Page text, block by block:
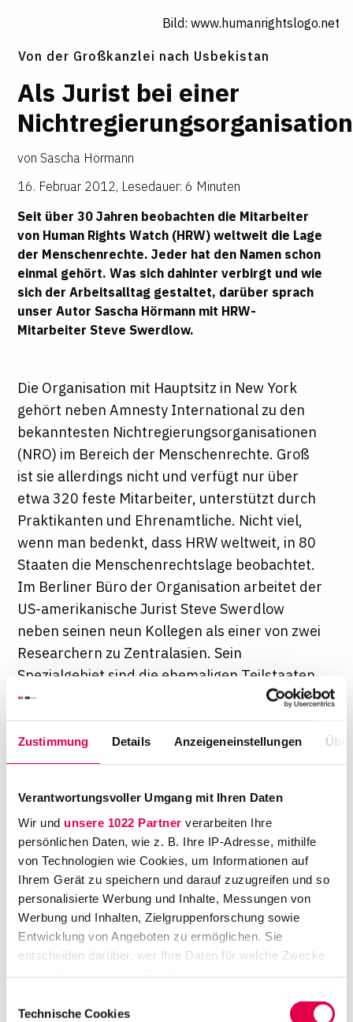
Zustimmung Details Anzeigeneinstellungen
Verantwortungsvoller Umgang mit Ihren Daten
Wir und unsere 1022 Partner verarbeiten Ihre
persönlichen Daten, wie z. B. Ihre IP-Adresse, mithilfe
von Technologien wie Cookies, um Informationen auf
Ihrem Gerät zu speichern und darauf zuzugreifen und so
personalisierte Werbung und Inhalte, Messungen von
Werbung und Inhalten, Zielgruppenforschung sowie
Entwicklung von Angeboten zu ermöglichen. Sie
entscheiden darüber, wer Ihre Daten für welche Zwecke
Trigger Symbol ändern oder widerrufen
Technische Cookies
Bild: www.humanrightslogo.net
Von der Großkanzlei nach Usbekistan
Als Jurist bei einer
Nichtregierungsorganisation
von Sascha Hörmann
16. Februar 2012, Lesedauer: 6 Minuten
Seit über 30 Jahren beobachten die Mitarbeiter
von Human Rights Watch (HRW) weltweit die Lage
der Menschenrechte. Jeder hat den Namen schon
einmal gehört. Was sich dahinter verbirgt und wie
sich der Arbeitsalltag gestaltet, darüber sprach
unser Autor Sascha Hörmann mit HRW-
Mitarbeiter Steve Swerdlow.
Die Organisation mit Hauptsitz in New York
gehört neben Amnesty International zu den
bekanntesten Nichtregierungsorganisationen
(NRO) im Bereich der Menschenrechte. Groß
ist sie allerdings nicht und verfügt nur über
etwa 320 feste Mitarbeiter, unterstützt durch
Praktikanten und Ehrenamtliche. Nicht viel,
wenn man bedenkt, dass HRW weltweit, in 80
Staaten die Menschenrechtslage beobachtet.
Im Berliner Büro der Organisation arbeitet der
US-amerikanische Jurist Steve Swerdlow
neben seinen neun Kollegen als einer von zwei
Researchern zu Zentralasien. Sein
Spezialgebiet sind die ehemaligen Teilstaaten
der Sowjetunion, insbesondere Tadschikistan
und Usbekistan. Das bietet sich an, schließlich
spricht er neben Russisch auch Ukrainisch,
Georgisch und Usbekisch, Sprachkenntnisse,
Studienzeit erwarb. Deutsch allerdings gehört
nicht dazu. Noch nicht.
Ein Weg über mehrere Stationen
Swerdlows Weg begann am College mit den Fächern
Geschichte und russische Literatur. Bereits während
des Studiums verbrachte er lange Zeit in Russland.
Seitdem lässt ihn diese Region nicht mehr los. Direkt
Teilstaaten der Sowjetunion, um dort für